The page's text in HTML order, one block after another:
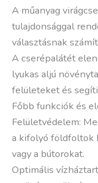
A műanyag
tulajdonsággal
választásnak
A cserépalátét
lyukas aljú
felületeket és
Főbb funkciók és
Felületvédelem:
a kifolyó földfoltok
vagy a bútorokat.
Optimális